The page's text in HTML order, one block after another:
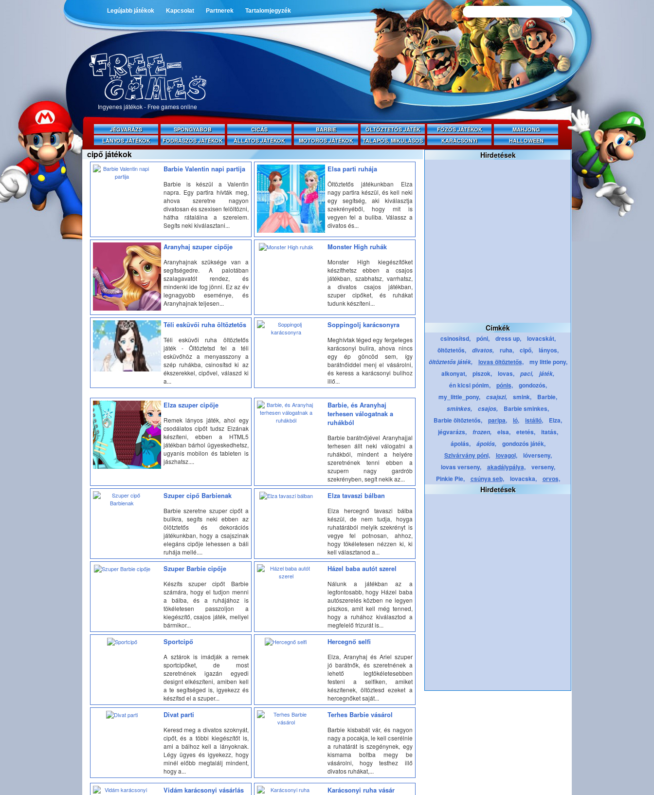
Legújabb játékok Kapcsolat Partnerek Tartalomjegyzék
Ingyenes játékok - Free games online
JÉGVARÁZS SPONGYABOB CICÁS BARBIE ÖLTÖZTETŐS JÁTÉK FŐZŐS JÁTÉKOK
MAHJONG
LÁNYOS JÁTÉKOK
FODRÁSZOS JÁTÉKOK ÁLLATOS JÁTÉKOK MOTOROS JÁTÉKOK TALAPÓS, MIKULÁSOS KARÁCSONYI HALLOWEEN
cipő játékok
Barbie Valentin napi partija
Barbie is készül a Valentin
napra. Egy partira hívták meg,
ahova szeretne nagyon
divatosan és szexisen felöltözni,
hátha rátalálna a szerelem.
Segíts neki kiválasztani...
Elsa parti ruhája
Öltöztetős játékunkban Elza
nagy partira készül, és kell neki
egy segítség, aki kiválasztja
szekrényéből, hogy mit is
vegyen fel a buliba. Válassz a
divatos és...
Aranyhaj szuper cipője
Aranyhajnak szüksége van a
segítségedre. A palotában
szalagavatót rendez, és
mindenki ide fog jönni. Ez az év
legnagyobb eseménye, és
Aranyhajnak teljesen...
Monster High ruhák
Monster High kiegészítőket
készíthetsz ebben a csajos
játékban, szabhatsz, varrhatsz,
a divatos csajos játékban,
szuper cipőket, és ruhákat
tudunk készíteni...
Téli esküvői ruha öltöztetős
Téli esküvői ruha öltöztetős
játék - Öltöztetsd fel a téli
esküvőhöz a menyasszony a
szép ruhákba, csinosítsd ki az
ékszerekkel, cipővel, válaszd ki
a...
Soppingolj karácsonyra
Meghívtak téged egy fergeteges
karácsonyi bulira, ahova nincs
egy ép göncöd sem, így
barátnőiddel menj el vásárolni,
és keress a karácsonyi bulihoz
illő...
Elza szuper cipője
Remek lányos játék, ahol egy
csodálatos cípőt tudsz Elzának
készíteni, ebben a HTML5
játékban bárhol ügyeskedhetsz,
ugyanis mobilon és tableten is
jászhatsz....
Barbie, és Aranyhaj
terhesen válogatnak a
ruhákból
Barbie barátnőjével Aranyhajjal
terhesen állt neki válogatni a
ruhákból, mindent a helyére
szeretnének tenni ebben a
szupern nagy gardrób
szekrényben, segít nekik az...
Szuper cipő Barbienak
Barbie szeretne szuper cipőt a
bulikra, segíts neki ebben az
ölötztetős és dekorációs
játékunkban, hogy a csajszinak
elegáns cipője lehessen a báli
ruhája mellé....
Elza tavaszi bálban
Elza hercegnő tavaszi bálba
készül, de nem tudja, hoyga
ruhatárából melyik szekrényt is
vegye fel potnosan, ahhoz,
hogy tökéletesen nézzen ki, ki
kell választanod a...
Szuper Barbie cipője
Készíts szuper cipőt Barbie
számára, hogy el tudjon menni
a bálba, és a ruhájához is
tökéletesen passzoljon a
kiegészítő, csajos játék, mellyel
bármikor...
Házel baba autót szerel
Nálunk a játékban az a
legfontosabb, hogy Házel baba
autószerelés közben ne legyen
piszkos, amit kell még tenned,
hogy a ruhához kiválasztod a
megfelelő frizurát is...
Sportcipő
A sztárok is imádják a remek
sportcipőket, de most
szeretnének igazán egyedi
designt elkészíteni, amiben kell
a te segítséged is, igyekezz és
készítsd el a szuper...
Hercegnő selfi
Elza, Aranyhaj és Ariel szuper
jó barátnők, és szeretnének a
lehető legtökéletesebben
festeni a selfiken, amiket
készítenek, öltöztesd ezeket a
hercegnőket saját...
Divat parti
Keresd meg a divatos szoknyát,
cipőt, és a többi kiegészítőt is,
ami a bálhoz kell a lányoknak.
Légy ügyes és igyekezz, hogy
minél előbb megtalálj mindent,
hogy a...
Terhes Barbie vásárol
Barbie kisbabát vár, és nagyon
nagy a pocakja, le kell cserélnie
a ruhatárát is szegénynek, egy
kismama boltba megy be
vásárolni, hogy testhez illő
divatos ruhákat,...
Vidám karácsonyi vásárlás Karácsonyi ruha vásár
Hirdetések
Címkék
csinosítsd, póni, dress up,
lovacskát,
öltöztetős,
divatos, ruha, cipő, lányos,
öltöztetős játék, lovas öltöztetős,
my little pony,
alkonyat,
piszok, lovas, paci, játék,
én kicsi pónim, pónis,
gondozós,
my_little_pony,
csajszi, smink, Barbie,
sminkes, csajos,
Barbie sminkes,
Barbie öltöztetős,
paripa, ló, istálló,
Elza,
jégvarázs,
frozen, elsa, etetés,
itatás,
ápolás,
ápolós,
gondozós játék,
Szivárvány póni,
lovagol,
lóverseny,
lovas verseny,
akadálypálya,
verseny,
Pinkie Pie,
csúnya seb, lovacska, orvos,
Hirdetések